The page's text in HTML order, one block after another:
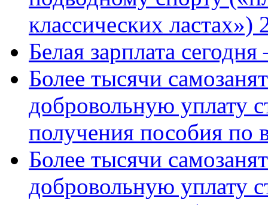
классических ластах»)
Белая зарплата
Более тысячи
добровольную уплату
получения пособия по
Более тысячи
добровольную уплату